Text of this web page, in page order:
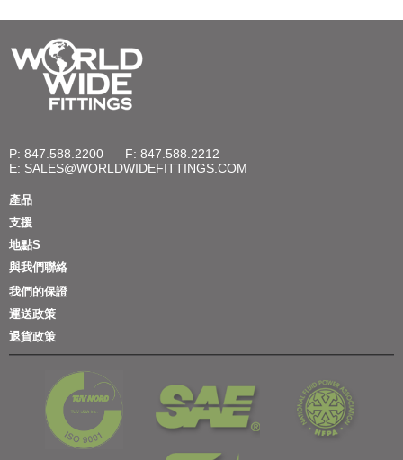
P: 847.588.2200
F: 847.588.2212
E: SALES@WORLDWIDEFITTINGS.COM
產品
支援
地點S
與我們聯絡
我們的保證
運送政策
退貨政策